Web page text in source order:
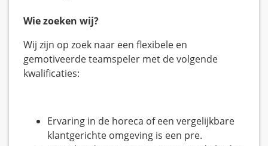
Wie zoeken wij?
Wij zijn op zoek naar een flexibele en
gemotiveerde teamspeler met de volgende
kwalificaties:
Ervaring in de horeca of een vergelijkbare
klantgerichte omgeving is een pre.